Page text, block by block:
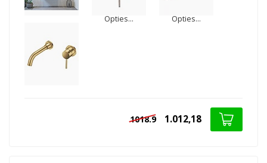
Opties... Opties...
1018.9 1.012,18